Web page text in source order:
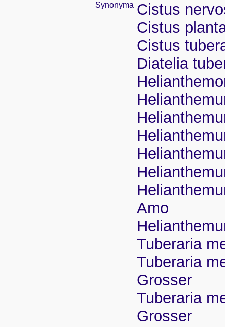
Synonyma Cistus
Cistus
Cistus
Diatelia
Amo
Tuberaria
Tuberaria
Grosser
Tuberaria
Grosser